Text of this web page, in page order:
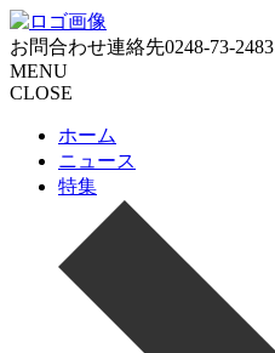
お問合わせ連絡先0248-73-2483
MENU
CLOSE
ホーム
ニュース
特集